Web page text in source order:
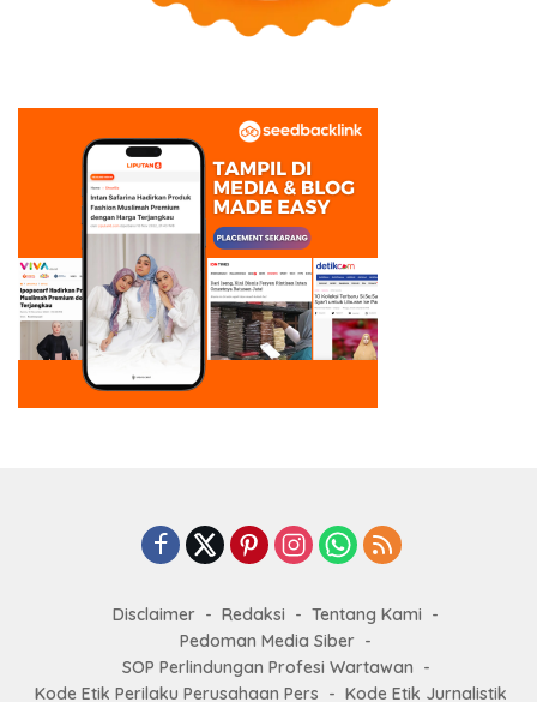
Disclaimer Redaksi
Tentang Kami
Pedoman Media Siber
SOP Perlindungan Profesi Wartawan
Kode Etik Perilaku Perusahaan Pers
Kode Etik Jurnalistik